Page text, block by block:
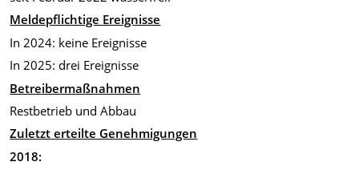
Meldepflichtige Ereignisse
In 2024: keine Ereignisse
In 2025: drei Ereignisse
Betreibermaßnahmen
Restbetrieb und Abbau
Zuletzt erteilte Genehmigungen
2018: